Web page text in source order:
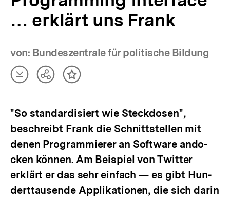
… erklärt uns Frank
von: Bundeszentrale für politische Bildung
Artikel
herunterladen
TeilenInhalt
"So stan­dar­di­siert wie Steck­do­sen",
beschreibt Frank die Schnitt­stel­len mit
denen Pro­gram­mie­rer an Soft­ware ando­
cken kön­nen. Am Bei­spiel von Twit­ter
erklärt er das sehr ein­fach — es gibt Hun­
dert­tau­sende Appli­ka­tio­nen, die sich darin